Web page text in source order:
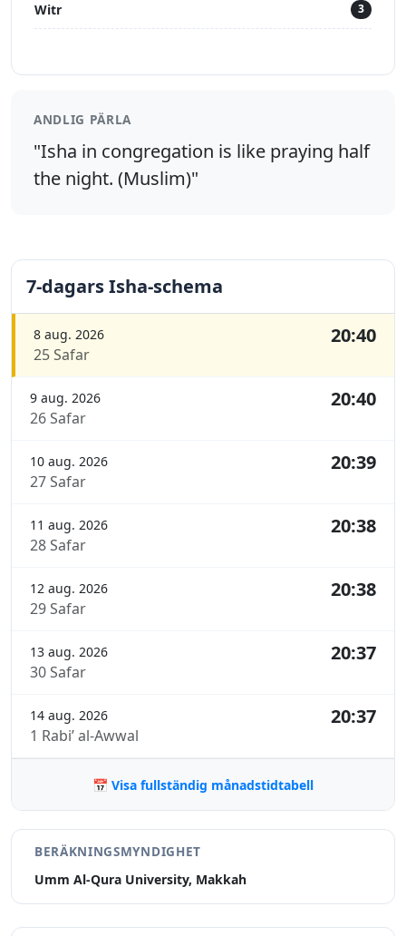
Witr 3
ANDLIG PÄRLA
"Isha in congregation is like praying half
the night. (Muslim)"
7-dagars Isha-schema
8 aug. 2026
25 Safar
20:40
9 aug. 2026
26 Safar
20:40
10 aug. 2026
27 Safar
20:39
11 aug. 2026
28 Safar
20:38
12 aug. 2026
29 Safar
20:38
13 aug. 2026
30 Safar
20:37
14 aug. 2026
1 Rabi’ al-Awwal
20:37
📅 Visa fullständig månadstidtabell
BERÄKNINGSMYNDIGHET
Umm Al-Qura University, Makkah